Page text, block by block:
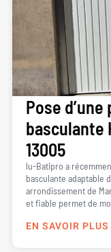
Pose
basculante
13005
lu-Batipro a
basculante adaptable
arrondissement de
et fiable permet de
EN SAVOIR PLUS